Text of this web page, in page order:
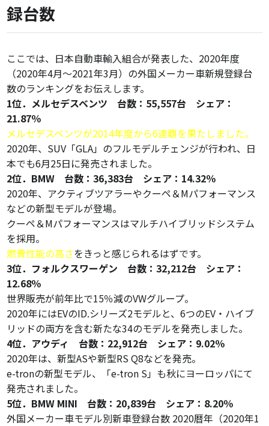
録台数
ここでは、日本自動車輸入組合が発表した、2020年度
（2020年4月～2021年3月）の外国メーカー車新規登録台
数のランキングをお伝えします。
1位．メルセデスベンツ 台数：55,557台 シェア：
21.87％
メルセデスベンツが2014年度から6連覇を果たしました。
2020年、SUV「GLA」のフルモデルチェンジが行われ、日
本でも6月25日に発売されました。
2位．BMW 台数：36,383台 シェア：14.32％
2020年、アクティブツアラーやクーペ＆Mパフォーマンス
などの新型モデルが登場。
クーペ＆Mパフォーマンスはマルチハイブリッドシステム
を採用。
燃費性能の高さをきっと感じられるはずです。
3位．フォルクスワーゲン 台数：32,212台 シェア：
12.68％
世界販売が前年比で15％減のVWグループ。
2020年にはEVのID.シリーズ2モデルと、6つのEV・ハイブ
リッドの両方を含む新たな34のモデルを発売しました。
4位．アウディ 台数：22,912台 シェア：9.02％
2020年は、新型ASや新型RS Q8などを発売。
e-tronの新型モデル、「e-tron S」も秋にヨーロッパにて
発売されました。
5位．BMW MINI 台数：20,839台 シェア：8.20％
外国メーカー車モデル別新車登録台数 2020暦年（2020年1